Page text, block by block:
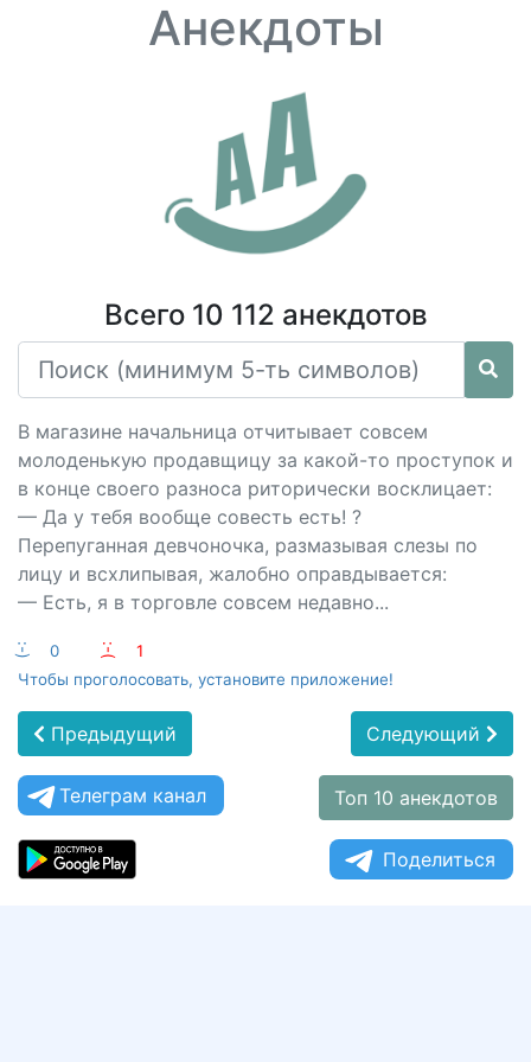
Анекдоты
Всего 10 112 анекдотов
В магазине начальница отчитывает совсем
молоденькую продавщицу за какой-то проступок и
в конце своего разноса риторически восклицает:
— Да у тебя вообще совесть есть! ?
Перепуганная девчоночка, размазывая слезы по
лицу и всхлипывая, жалобно оправдывается:
— Есть, я в торговле совсем недавно...
:-) 0 :-(
1
Чтобы проголосовать, установите приложение!
Предыдущий Следующий
Телеграм канал Топ 10 анекдотов
Поделиться